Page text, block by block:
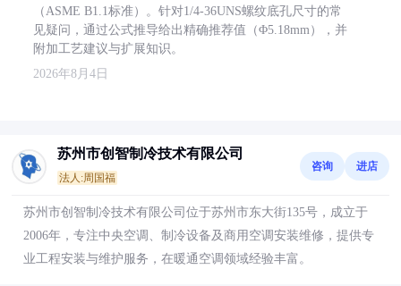
（ASME B1.1标准）。针对1/4-36UNS螺纹底孔尺寸的常
见疑问，通过公式推导给出精确推荐值（Φ5.18mm），并
附加工艺建议与扩展知识。
2026年8月4日
苏州市创智制冷技术有限公司
法人:周国福
咨询 进店
苏州市创智制冷技术有限公司位于苏州市东大街135号，成立于
2006年，专注中央空调、制冷设备及商用空调安装维修，提供专
业工程安装与维护服务，在暖通空调领域经验丰富。